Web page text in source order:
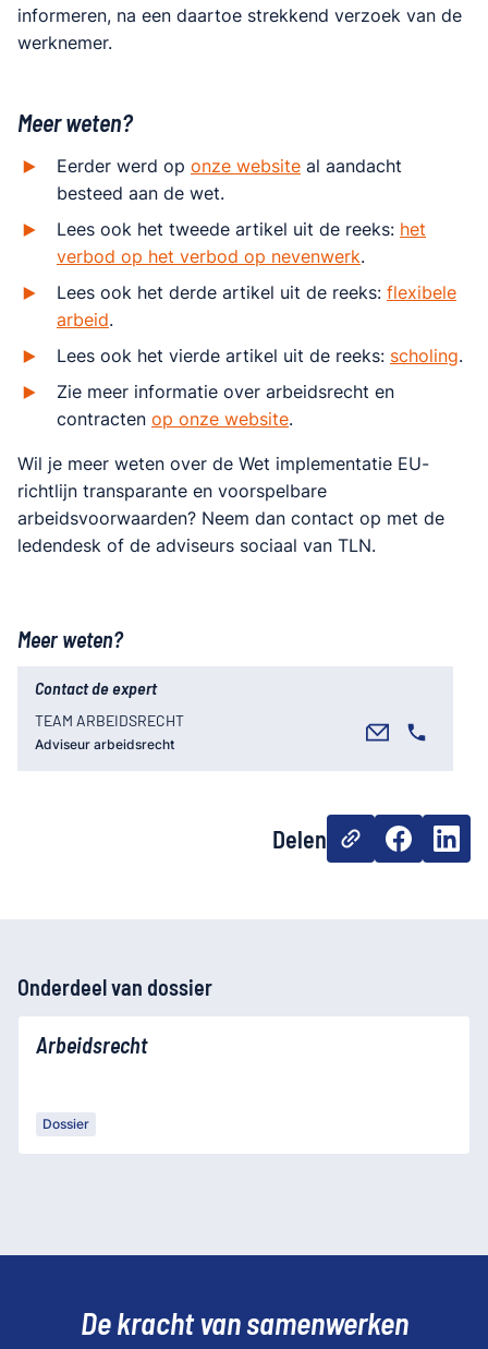
informeren, na een daartoe strekkend verzoek van de
werknemer.
Meer weten?
Eerder werd op onze website al aandacht
besteed aan de wet.
Lees ook het tweede artikel uit de reeks: het
verbod op het verbod op nevenwerk.
Lees ook het derde artikel uit de reeks: flexibele
arbeid.
Lees ook het vierde artikel uit de reeks: scholing.
Zie meer informatie over arbeidsrecht en
contracten op onze website.
Wil je meer weten over de Wet implementatie EU-
richtlijn transparante en voorspelbare
arbeidsvoorwaarden? Neem dan contact op met de
ledendesk of de adviseurs sociaal van TLN.
Meer weten?
Contact de expert
TEAM ARBEIDSRECHT
Adviseur arbeidsrecht
Delen
Onderdeel van dossier
Arbeidsrecht
Dossier
De kracht van samenwerken